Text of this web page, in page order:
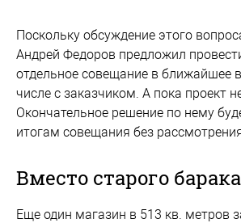
Поскольку обсуждение этого
Андрей Федоров предложил
отдельное совещание в ближайшее
числе с заказчиком. А пока проект
Окончательное решение по нему
итогам совещания без
Вместо старого барака
Еще один магазин в 513 кв. метров